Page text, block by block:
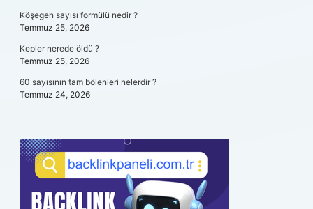
Köşegen sayısı formülü nedir ?
Temmuz 25, 2026
Kepler nerede öldü ?
Temmuz 25, 2026
60 sayısının tam bölenleri nelerdir ?
Temmuz 24, 2026